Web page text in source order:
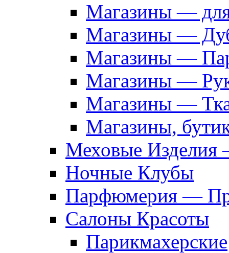
Магазины —
Магазины —
Магазины —
Магазины —
Магазины —
Магазины,
Меховые Изделия
Ночные Клубы
Парфюмерия —
Салоны Красоты
Парикмахерские